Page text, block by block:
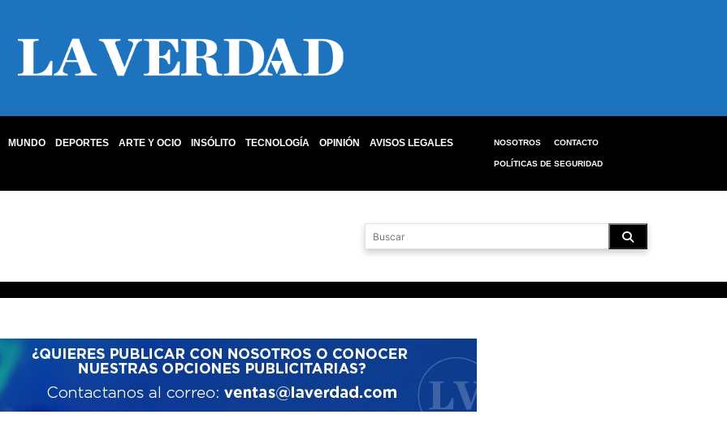
MUNDO DEPORTES ARTE Y OCIO INSÓLITO TECNOLOGÍA OPINIÓN
AVISOS LEGALES
NOSOTROS CONTACTO
POLÍTICAS DE SEGURIDAD